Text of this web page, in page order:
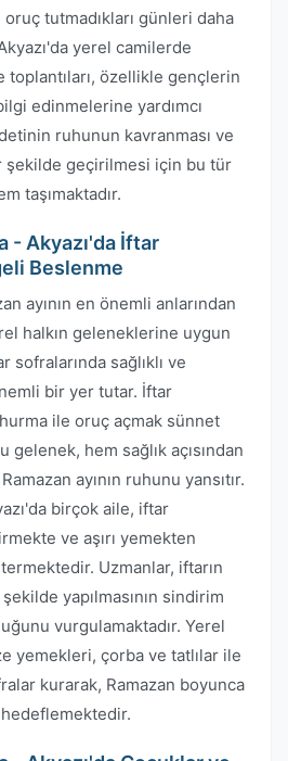
tutmadıkları günleri daha
yerel camilerde
toplantıları, özellikle gençlerin
edinmelerine yardımcı
ruhunun kavranması ve
şekilde geçirilmesi için bu tür
taşımaktadır.
- Akyazı'da İftar
Beslenme
ayının en önemli anlarından
halkın geleneklerine uygun
sofralarında sağlıklı ve
bir yer tutar. İftar
ile oruç açmak sünnet
gelenek, hem sağlık açısından
ayının ruhunu yansıtır.
birçok aile, iftar
ve aşırı yemekten
Uzmanlar, iftarın
yapılmasının sindirim
vurgulamaktadır. Yerel
yemekleri, çorba ve tatlılar ile
kurarak, Ramazan boyunca